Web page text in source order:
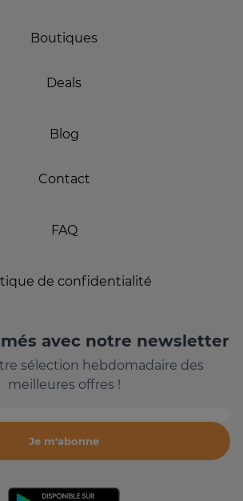
Boutiques
Deals
Blog
Contact
FAQ
de confidentialité
avec notre newsletter
sélection hebdomadaire des
meilleures offres !
Je m'abonne